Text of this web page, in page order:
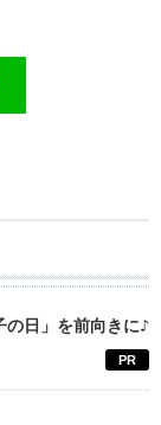
の日」を前向きに♪
PR